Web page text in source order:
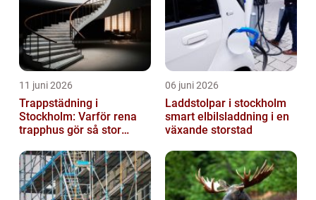
11 juni 2026
Trappstädning i
Stockholm: Varför rena
trapphus gör så stor
06 juni 2026
Laddstolpar i stockholm
smart elbilsladdning i en
växande storstad